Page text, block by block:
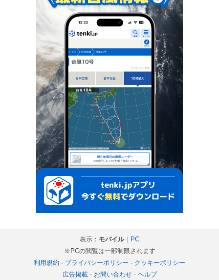
表示： モバイル｜ PC
※PCの閲覧は一部制限されます
利用規約 - プライバシーポリシー - クッキーポリシー
広告掲載- お問い合わせ- ヘルプ